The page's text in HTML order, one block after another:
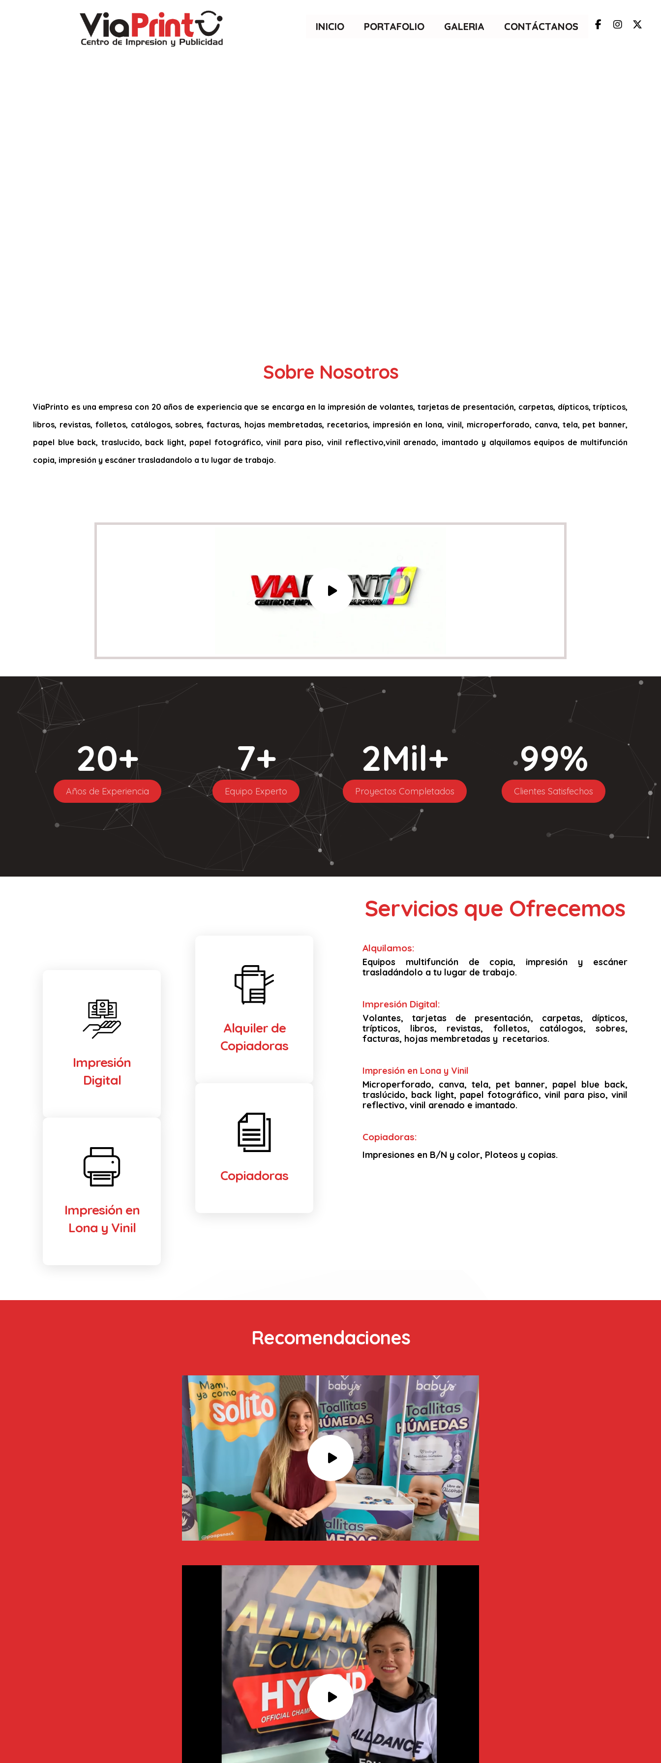
INICIO PORTAFOLIO GALERIA CONTÁCTANOS
Sobre Nosotros
ViaPrinto es una empresa con 20 años de experiencia que se encarga en la impresión de volantes, tarjetas de presentación, carpetas, dípticos, trípticos,
libros, revistas, folletos, catálogos, sobres, facturas, hojas membretadas, recetarios, impresión en lona, vinil, microperforado, canva, tela, pet banner,
papel blue back, traslucido, back light, papel fotográfico, vinil para piso, vinil reflectivo,vinil arenado, imantado y alquilamos equipos de multifunción
copia, impresión y escáner trasladandolo a tu lugar de trabajo.
20+
Años de Experiencia
7+
Equipo Experto
2Mil+
Proyectos Completados
99%
Clientes Satisfechos
Impresión
Digital
Impresión en
Lona y Vinil
Alquiler de
Copiadoras
Copiadoras
Servicios que Ofrecemos
Alquilamos:
Equipos multifunción de copia, impresión y escáner
trasladándolo a tu lugar de trabajo.
Impresión Digital:
Volantes, tarjetas de presentación, carpetas, dípticos,
trípticos, libros, revistas, folletos, catálogos, sobres,
facturas, hojas membretadas y recetarios.
Impresión en Lona y Vinil
Microperforado, canva, tela, pet banner, papel blue back,
traslúcido, back light, papel fotográfico, vinil para piso, vinil
reflectivo, vinil arenado e imantado.
Copiadoras:
Impresiones en B/N y color, Ploteos y copias.
Recomendaciones